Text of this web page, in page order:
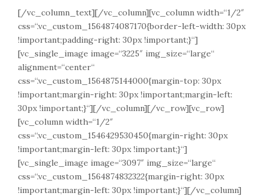
[/vc_column_text][/vc_column][vc_column width=“1/2″
css=“.vc_custom_1564874087170{border-left-width: 30px
!important;padding-right: 30px !important;}“]
[vc_single_image image=“3225″ img_size=“large“
alignment=“center“
css=“.vc_custom_1564875144000{margin-top: 30px
!important;margin-right: 30px !important;margin-left:
30px !important;}“][/vc_column][/vc_row][vc_row]
[vc_column width=“1/2″
css=“.vc_custom_1546429530450{margin-right: 30px
!important;margin-left: 30px !important;}“]
[vc_single_image image=“3097″ img_size=“large“
css=“.vc_custom_1564874832322{margin-right: 30px
!important;margin-left: 30px !important;}“][/vc_column]